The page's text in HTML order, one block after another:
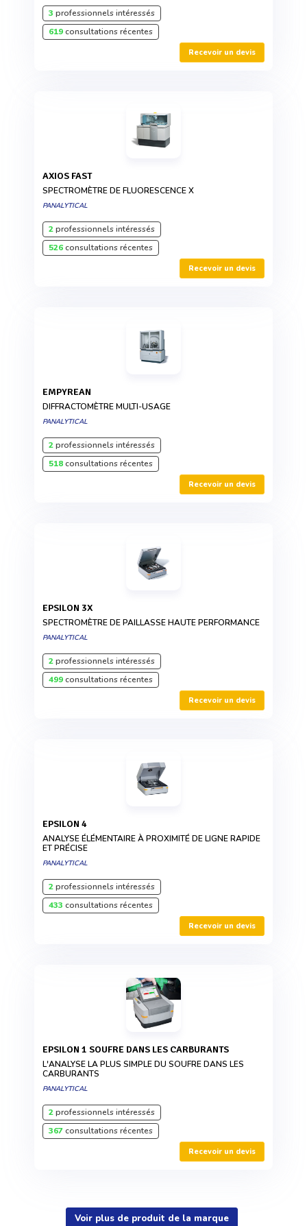
3 professionnels intéressés
619consultations récentes
Recevoir un devis
AXIOS FAST
SPECTROMÈTRE DE FLUORESCENCE X
PANALYTICAL
2professionnels intéressés
526consultations récentes
Recevoir un devis
EMPYREAN
DIFFRACTOMÈTRE MULTI-USAGE
PANALYTICAL
2professionnels intéressés
518consultations récentes
Recevoir un devis
EPSILON 3X
SPECTROMÈTRE DE PAILLASSE HAUTE PERFORMANCE
PANALYTICAL
2professionnels intéressés
499consultations récentes
Recevoir un devis
EPSILON 4
ANALYSE ÉLÉMENTAIRE À PROXIMITÉ DE LIGNE RAPIDE
ET PRÉCISE
PANALYTICAL
2professionnels intéressés
433 consultations récentes
Recevoir un devis
EPSILON 1 SOUFRE DANS LES CARBURANTS
L'ANALYSE LA PLUS SIMPLE DU SOUFRE DANS LES
CARBURANTS
PANALYTICAL
2professionnels intéressés
367consultations récentes
Recevoir un devis
Voir plus de produit de la marque